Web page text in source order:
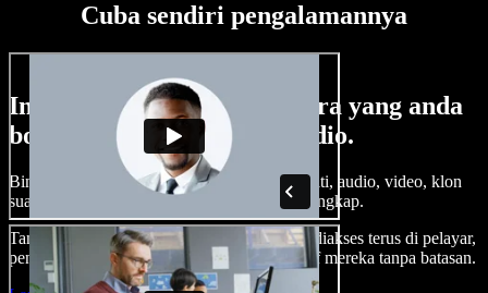
Cuba sendiri pengalamannya
Ini hanya sebahagian perkara yang anda
boleh buat di Speechify Studio.
Bina suara latar, tambah imej stok tanpa royalti, audio, video, klon
suara anda, untuk projek audio video yang lengkap.
Tanpa keluk pembelajaran dan semua boleh diakses terus di pelayar,
pencipta boleh realisasikan segala idea kreatif mereka tanpa batasan.